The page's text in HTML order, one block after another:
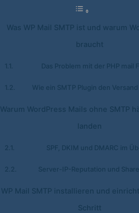
Was WP Mail SMTP ist und warum
braucht
Das Problem mit der PHP mail
Wie ein SMTP Plugin den
Warum WordPress Mails ohne SMTP
landen
SPF, DKIM und DMARC im
Server-IP-Reputation und
WP Mail SMTP installieren und
Schritt